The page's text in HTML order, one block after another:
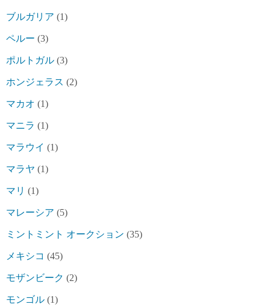
ブルガリア (1)
ペルー (3)
ポルトガル (3)
ホンジェラス (2)
マカオ (1)
マニラ (1)
マラウイ (1)
マラヤ (1)
マリ (1)
マレーシア (5)
ミントミント オークション (35)
メキシコ (45)
モザンビーク (2)
モンゴル (1)